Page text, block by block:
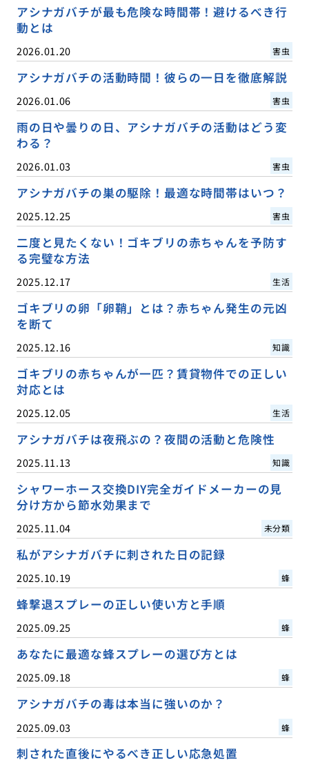
アシナガバチが最も危険な時間帯！避けるべき行
動とは
2026.01.20 害虫
アシナガバチの活動時間！彼らの一日を徹底解説
2026.01.06 害虫
雨の日や曇りの日、アシナガバチの活動はどう変
わる？
2026.01.03 害虫
アシナガバチの巣の駆除！最適な時間帯はいつ？
2025.12.25 害虫
二度と見たくない！ゴキブリの赤ちゃんを予防す
る完璧な方法
2025.12.17 生活
ゴキブリの卵「卵鞘」とは？赤ちゃん発生の元凶
を断て
2025.12.16 知識
ゴキブリの赤ちゃんが一匹？賃貸物件での正しい
対応とは
2025.12.05 生活
アシナガバチは夜飛ぶの？夜間の活動と危険性
2025.11.13 知識
シャワーホース交換DIY完全ガイドメーカーの見
分け方から節水効果まで
2025.11.04 未分類
私がアシナガバチに刺された日の記録
2025.10.19 蜂
蜂撃退スプレーの正しい使い方と手順
2025.09.25 蜂
あなたに最適な蜂スプレーの選び方とは
2025.09.18 蜂
アシナガバチの毒は本当に強いのか？
2025.09.03 蜂
刺された直後にやるべき正しい応急処置